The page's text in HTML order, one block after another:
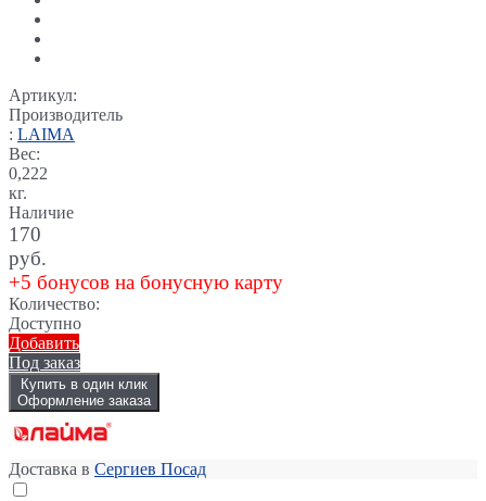
Артикул:
Производитель
: LAIMA
Вес:
0,222
кг.
Наличие
170
руб.
+5 бонусов на бонусную карту
Количество:
Доступно
Добавить
Под заказ
Купить в один клик
Оформление заказа
Доставка в Сергиев Посад